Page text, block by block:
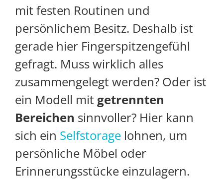
mit festen Routinen und
persönlichem Besitz. Deshalb ist
gerade hier Fingerspitzengefühl
gefragt. Muss wirklich alles
zusammengelegt werden? Oder ist
ein Modell mit getrennten
Bereichen sinnvoller? Hier kann
sich ein Selfstorage lohnen, um
persönliche Möbel oder
Erinnerungsstücke einzulagern.